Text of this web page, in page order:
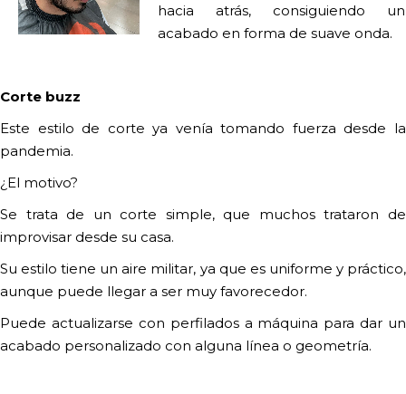
hacia atrás, consiguiendo un
acabado en forma de suave onda.
Corte buzz
Este estilo de corte ya venía tomando fuerza desde la
pandemia.
¿El motivo?
Se trata de un corte simple, que muchos trataron de
improvisar desde su casa.
Su estilo tiene un aire militar, ya que es uniforme y práctico,
aunque puede llegar a ser muy favorecedor.
Puede actualizarse con perfilados a máquina para dar un
acabado personalizado con alguna línea o geometría.